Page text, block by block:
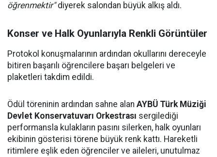
öğrenmektir"diyerek salondan büyük alkış aldı.
Konser ve Halk Oyunlarıyla Renkli Görüntüler
Protokol konuşmalarının ardından okullarını dereceyle
bitiren başarılı öğrencilere başarı belgeleri ve
plaketleri takdim edildi.
Ödül töreninin ardından sahne alan AYBÜ Türk Müziği
Devlet Konservatuvarı Orkestrası sergilediği
performansla kulakların pasını silerken, halk oyunları
ekibinin gösterisi törene büyük renk kattı. Hareketli
ritimlere eşlik eden öğrenciler ve aileleri, unutulmaz